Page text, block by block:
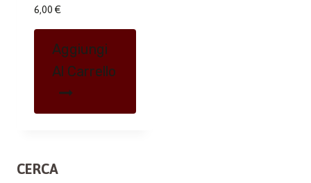
6,00 €
Aggiungi
Al Carrello
CERCA